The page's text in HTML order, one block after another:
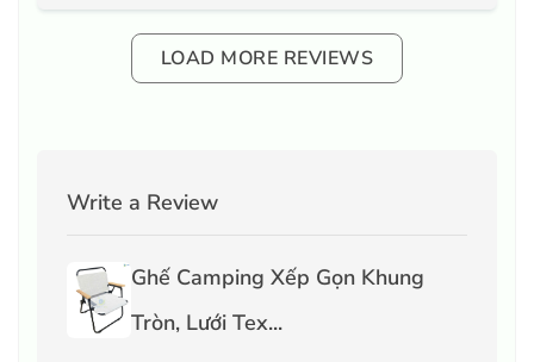
LOAD MORE REVIEWS
Write a Review
Ghế Camping Xếp Gọn Khung
Tròn, Lưới Tex...